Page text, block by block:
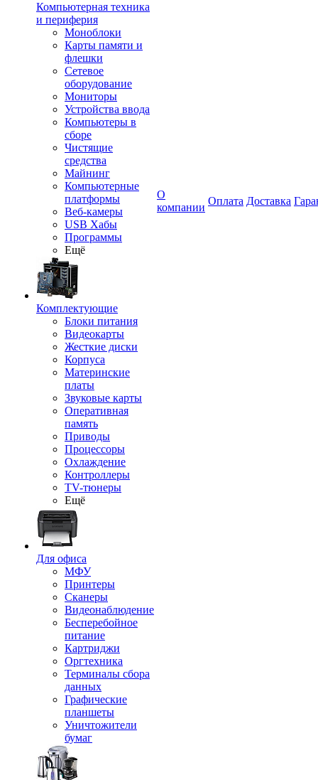
Компьютерная техника
и периферия
Моноблоки
Карты памяти и
флешки
Сетевое
оборудование
Мониторы
Устройства ввода
Компьютеры в
сборе
Чистящие
средства
Майнинг
Компьютерные
платформы
Веб-камеры
USB Хабы
Программы
Ещё
Комплектующие
Блоки питания
Видеокарты
Жесткие диски
Корпуса
Материнские
платы
Звуковые карты
Оперативная
память
Приводы
Процессоры
Охлаждение
Контроллеры
TV-тюнеры
Ещё
Для офиса
МФУ
Принтеры
Сканеры
Видеонаблюдение
Бесперебойное
питание
Картриджи
Оргтехника
Терминалы сбора
данных
Графические
планшеты
Уничтожители
бумаг
О
компании
Оплата Доставка